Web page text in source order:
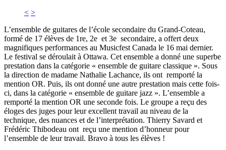
< >
L’ensemble de guitares de l’école secondaire du Grand-Coteau,
formé de 17 élèves de 1re, 2e et 3e secondaire, a offert deux
magnifiques performances au Musicfest Canada le 16 mai dernier.
Le festival se déroulait à Ottawa. Cet ensemble a donné une superbe
prestation dans la catégorie « ensemble de guitare classique ». Sous
la direction de madame Nathalie Lachance, ils ont remporté la
mention OR. Puis, ils ont donné une autre prestation mais cette fois-
ci, dans la catégorie « ensemble de guitare jazz ». L’ensemble a
remporté la mention OR une seconde fois. Le groupe a reçu des
éloges des juges pour leur excellent travail au niveau de la
technique, des nuances et de l’interprétation. Thierry Savard et
Frédéric Thibodeau ont reçu une mention d’honneur pour
l’ensemble de leur travail. Bravo à tous les élèves !